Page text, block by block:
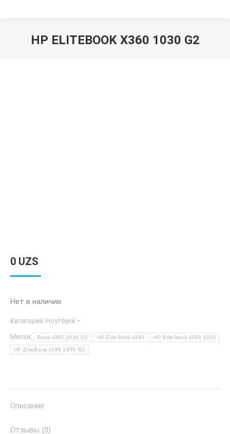
HP ELITEBOOK X360 1030 G2
0 UZS
Нет в наличии
Категория: Ноутбуки
Метки: Book x360 1030 G2 HP EliteBook x360 HP EliteBook x360 1030
HP EliteBook x360 1030 G2
Описание
Отзывы (0)